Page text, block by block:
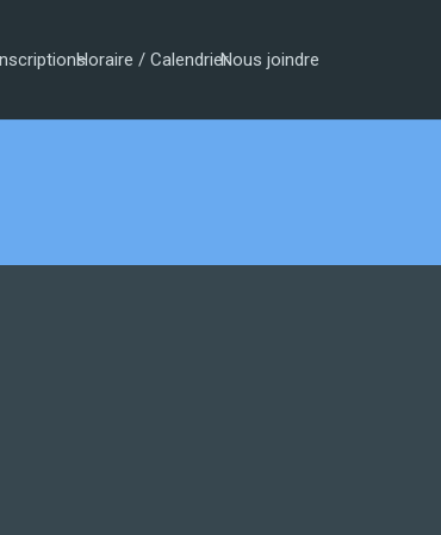
Horaire / CalendrierNous joindre